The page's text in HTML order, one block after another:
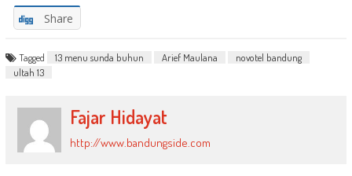
Share
Tagged 13 menu sunda buhun Arief Maulana
novotel bandung
ultah 13
Fajar Hidayat
http://www.bandungside.com